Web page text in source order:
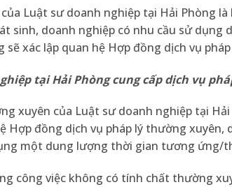
Luật sư doanh nghiệp tại Hải Phòng
sinh, doanh nghiệp có nhu cầu sử
sẽ xác lập quan hệ Hợp đồng dịch vụ pháp
tại Hải Phòng cung cấp dịchvụ
xuyên của Luật sư doanh nghiệp tại
Hợp đồng dịch vụ pháp lý thường
một dung lượng thời gian tương ứng/
công việc không có tính chất thường